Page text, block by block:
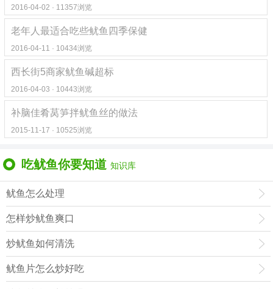
2016-04-02 · 11357浏览
老年人最适合吃些鱿鱼四季保健
2016-04-11 · 10434浏览
西长街5商家鱿鱼碱超标
2016-04-03 · 10443浏览
补脑佳肴莴笋拌鱿鱼丝的做法
2015-11-17 · 10525浏览
吃鱿鱼你要知道 知识库
鱿鱼怎么处理
怎样炒鱿鱼爽口
炒鱿鱼如何清洗
鱿鱼片怎么炒好吃